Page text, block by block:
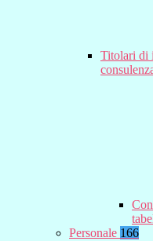
Titolari di
Personale 166